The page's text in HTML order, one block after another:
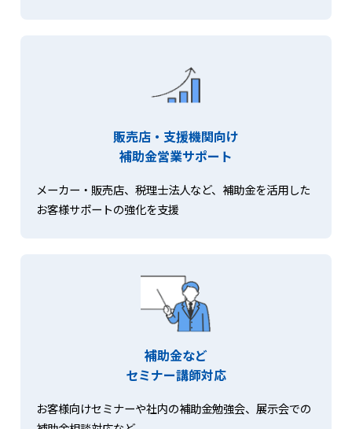
販売店・支援機関向け
補助金営業サポート
メーカー・販売店、税理士法人など、補助金を活用した
お客様サポートの強化を支援
補助金など
セミナー講師対応
お客様向けセミナーや社内の補助金勉強会、展示会での